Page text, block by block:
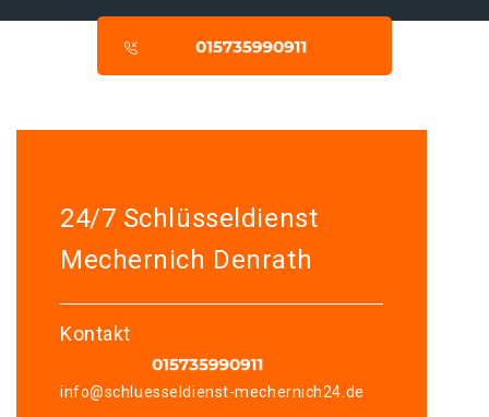
24/7 Schlüsseldienst
Mechernich Denrath
Kontakt
info@schluesseldienst-mechernich24.de